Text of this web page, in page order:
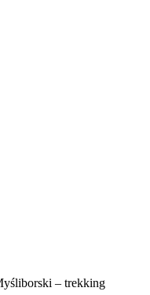
– trekking